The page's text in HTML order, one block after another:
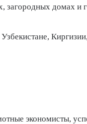
загородных домах и
экономисты,